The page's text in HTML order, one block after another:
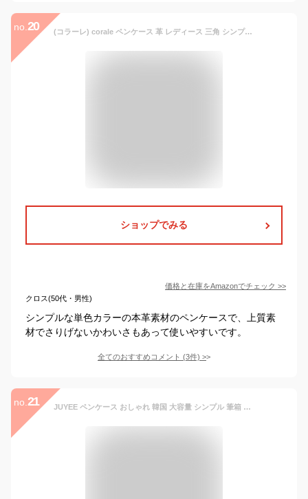
no. 20 (コラーレ) corale ペンケース 革 レディース 三角 シンプル 大人 おしゃれ 本革 筆箱 ファスナー (サクラピンク)
ショップでみる
価格と在庫をAmazonでチェック >>
クロス(50代・男性)
シンプルな単色カラーの本革素材のペンケースで、上質素
材でさりげないかわいさもあって使いやすいです。
全てのおすすめコメント (3件) >
no. 21 JUYEE ペンケース おしゃれ 韓国 大容量 シンプル 筆箱 人気 小学生 高校生ランキング 大学生 かわいい 入学祝い 収小物入れ 立つタイプ ペン入れとペンスタンド 2way 4色展開 (グリーン)